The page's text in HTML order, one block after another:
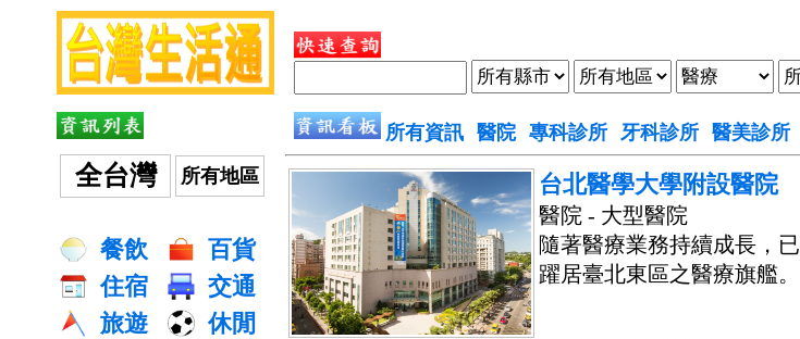
全台灣 所有地區
餐飲
百貨
住宿
交通
旅遊
休閒
所有資訊 醫院 專科診所 牙科診所 醫美診所
台北醫學大學附設醫院
醫院 - 大型醫院
隨著醫療業務持續成長，已
躍居臺北東區之醫療旗艦。